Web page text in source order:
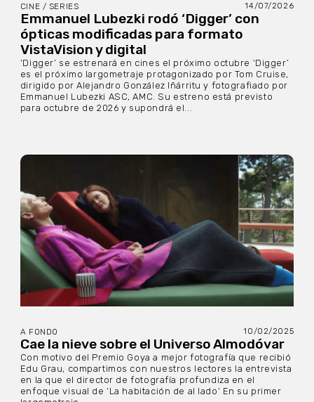
CINE / SERIES 14/07/2026
Emmanuel Lubezki rodó ‘Digger’ con
ópticas modificadas para formato
VistaVision y digital
‘Digger’ se estrenará en cines el próximo octubre ‘Digger’
es el próximo largometraje protagonizado por Tom Cruise,
dirigido por Alejandro González Iñárritu y fotografiado por
Emmanuel Lubezki ASC, AMC. Su estreno está previsto
para octubre de 2026 y supondrá el...
A FONDO 10/02/2025
Cae la nieve sobre el Universo Almodóvar
Con motivo del Premio Goya a mejor fotografía que recibió
Edu Grau, compartimos con nuestros lectores la entrevista
en la que el director de fotografía profundiza en el
enfoque visual de ‘La habitación de al lado’ En su primer